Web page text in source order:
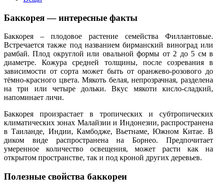
Баккорея — интересные факты
Баккорея – плодовое растение семейства Филлантовые.
Встречается также под названием бирманский виноград или
рамбай. Плод округлой или овальной формы от 2 до 5 см в
диаметре. Кожура средней толщины, после созревания в
зависимости от сорта может быть от оранжево-розового до
тёмно-красного цвета. Мякоть белая, непрозрачная, разделена
на три или четыре дольки. Вкус мякоти кисло-сладкий,
напоминает личи.
Баккорея произрастает в тропических и субтропических
климатических зонах Малайзии и Индонезии, распространена
в Таиланде, Индии, Камбодже, Вьетнаме, Южном Китае. В
диком виде распространена на Борнео. Предпочитает
умеренное количество освещения, может расти как на
открытом пространстве, так и под кроной других деревьев.
Полезные свойства баккореи